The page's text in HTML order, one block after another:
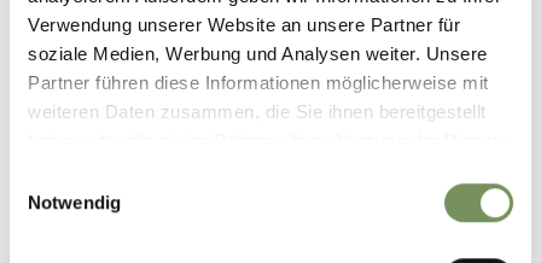
Verwendung unserer Website an unsere Partner für
soziale Medien, Werbung und Analysen weiter. Unsere
Partner führen diese Informationen möglicherweise mit
weiteren Daten zusammen, die Sie ihnen bereitgestellt
Notwendig